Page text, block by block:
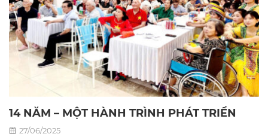
14 NĂM – MỘT HÀNH TRÌNH PHÁT TRIỂN
27/06/2025